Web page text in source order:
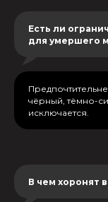
Есть ли
для умершего
чёрный, тёмно-
исключается.
В чем хоронят